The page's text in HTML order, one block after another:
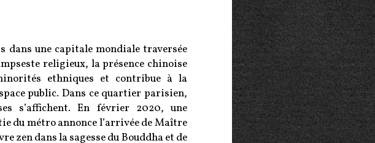
une capitale mondiale traversée
religieux, la présence chinoise
ethniques et contribue à la
public. Dans ce quartier parisien,
s’affichent. En février 2020, une
du métro annonce l’arrivée de Maître
zen dans la sagesse du Bouddha et de